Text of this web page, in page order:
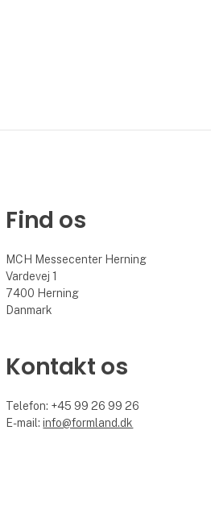
Find os
MCH Messecenter Herning
Vardevej 1
7400 Herning
Danmark
Kontakt os
Telefon: +45 99 26 99 26
E-mail:info@formland.dk